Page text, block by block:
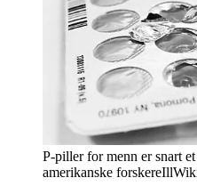
P-piller for menn er snart
amerikanske forskereIll